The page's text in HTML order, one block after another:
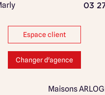
03
Espace client
Changer d'agence
Maisons